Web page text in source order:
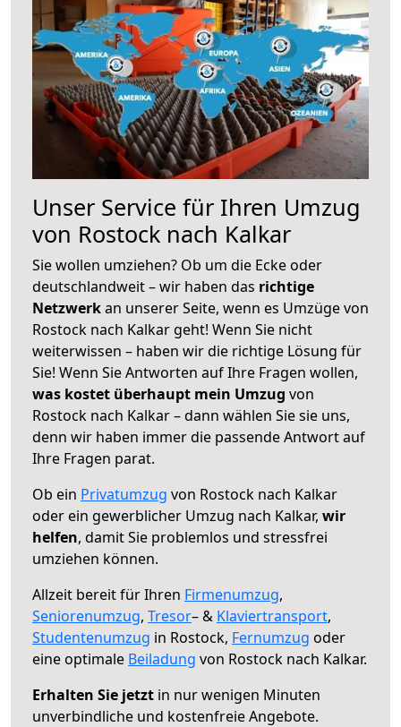
Unser Service für Ihren Umzug
von Rostock nach Kalkar
Sie wollen umziehen? Ob um die Ecke oder
deutschlandweit – wir haben das richtige
Netzwerkan unserer Seite, wenn es Umzüge von
Rostock nach Kalkar geht! Wenn Sie nicht
weiterwissen – haben wir die richtige Lösung für
Sie! Wenn Sie Antworten auf Ihre Fragen wollen,
was kostet überhaupt mein Umzug von
Rostock nach Kalkar – dann wählen Sie sie uns,
denn wir haben immer die passende Antwort auf
Ihre Fragen parat.
Ob ein Privatumzug von Rostock nach Kalkar
oder ein gewerblicher Umzug nach Kalkar, wir
helfen, damit Sie problemlos und stressfrei
umziehen können.
Allzeit bereit für Ihren Firmenumzug,
Seniorenumzug, Tresor– & Klaviertransport,
Studentenumzug in Rostock, Fernumzug oder
eine optimale Beiladung von Rostock nach Kalkar.
Erhalten Sie jetzt in nur wenigen Minuten
unverbindliche und kostenfreie Angebote.